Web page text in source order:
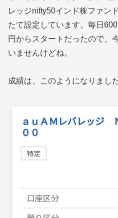
レッジnifty50インド株ファン
たて設定しています。毎日
円からスタートだったので、
いませんけどね。
成績は、このようになりました